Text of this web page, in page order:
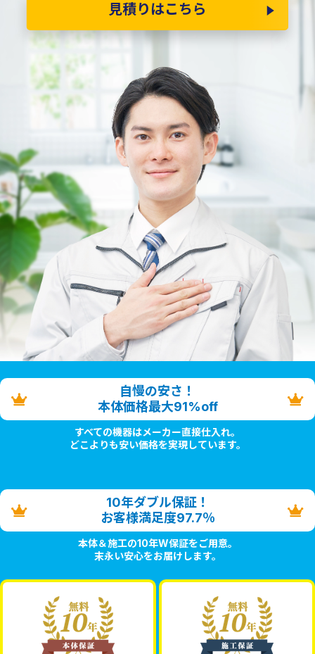
見積りはこちら
自慢の安さ！
本体価格最大91%off
すべての機器はメーカー直接仕入れ。
どこよりも安い価格を実現しています。
10年ダブル保証！
お客様満足度97.7％
本体＆施工の10年W保証をご用意。
末永い安心をお届けします。